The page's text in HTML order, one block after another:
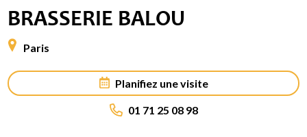
BRASSERIE BALOU
Paris
Planifiez une visite
01 71 25 08 98